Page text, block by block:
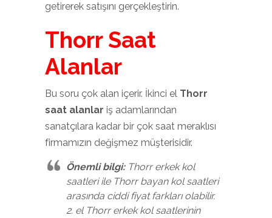
getirerek satışını gerçekleştirin.
Thorr Saat
Alanlar
Bu soru çok alan içerir. İkinci el Thorr
saat alanlar iş adamlarından
sanatçılara kadar bir çok saat meraklısı
firmamızın değişmez müşterisidir.
Önemli bilgi:Thorr erkek kol
saatleri ile Thorr bayan kol saatleri
arasında ciddi fiyat farkları olabilir.
2. el Thorr erkek kol saatlerinin